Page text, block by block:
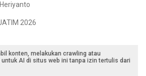
2026
konten, melakukan crawling atau
AI di situs web ini tanpa izin tertulis dari